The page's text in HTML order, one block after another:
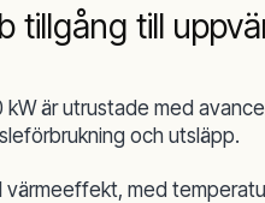
tillgång till
kW är utrustade med
och utsläpp.
värmeeffekt, med